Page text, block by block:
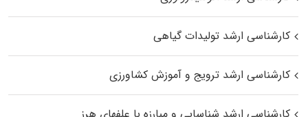
کارشناسی ارشد تولیدات گیاهی
کارشناسی ارشد ترویج و آموزش کشاورزی